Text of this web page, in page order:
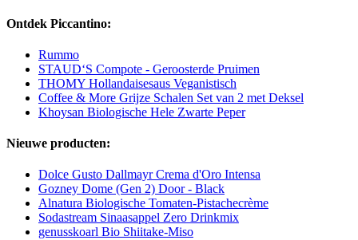
Ontdek Piccantino:
Rummo
STAUD‘S Compote - Geroosterde Pruimen
THOMY Hollandaisesaus Veganistisch
Coffee & More Grijze Schalen Set van 2 met Deksel
Khoysan Biologische Hele Zwarte Peper
Nieuwe producten:
Dolce Gusto Dallmayr Crema d'Oro Intensa
Gozney Dome (Gen 2) Door - Black
Alnatura Biologische Tomaten-Pistachecrème
Sodastream Sinaasappel Zero Drinkmix
genusskoarl Bio Shiitake-Miso